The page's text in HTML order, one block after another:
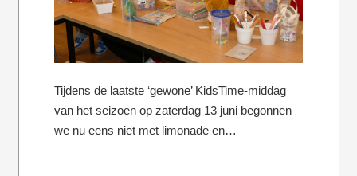
Tijdens de laatste ‘gewone’ KidsTime-middag
van het seizoen op zaterdag 13 juni begonnen
we nu eens niet met limonade en…